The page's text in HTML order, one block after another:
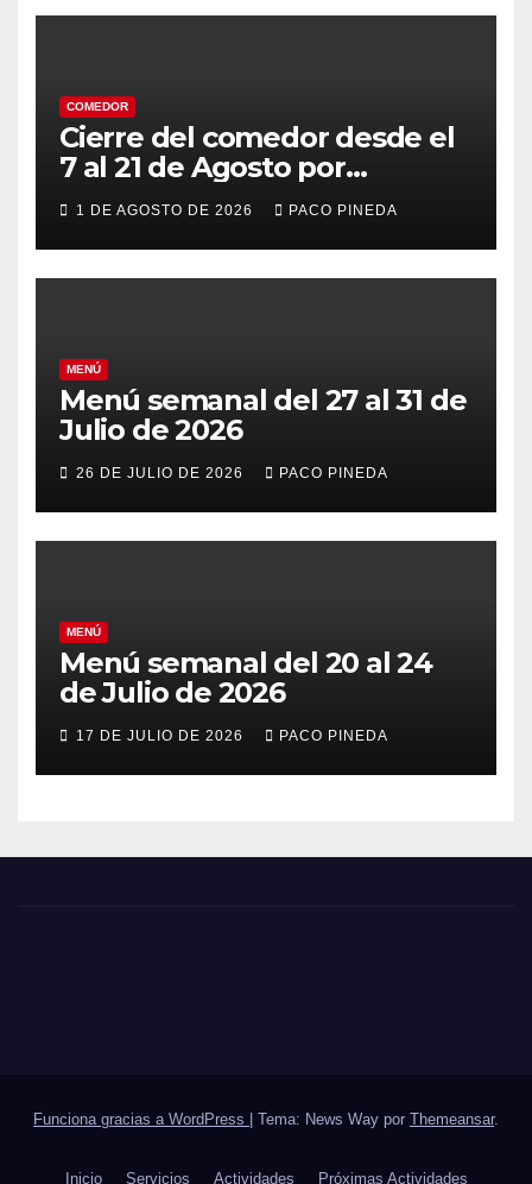
COMEDOR
Cierre del comedor desde el
7 al 21 de Agosto por
vacaciones
1 DE AGOSTO DE 2026 PACO PINEDA
MENÚ
Menú semanal del 27 al 31 de
Julio de 2026
26 DE JULIO DE 2026 PACO PINEDA
MENÚ
Menú semanal del 20 al 24
de Julio de 2026
17 DE JULIO DE 2026 PACO PINEDA
Funciona gracias a WordPress | Tema: News Way por Themeansar.
Inicio Servicios Actividades Próximas Actividades